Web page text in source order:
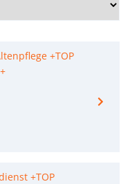
+TOP
+TOP